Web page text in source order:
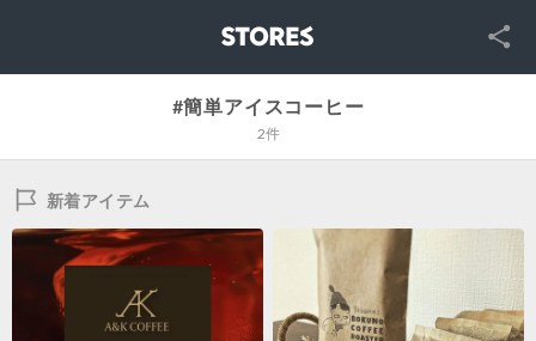
SNS
#簡単アイスコーヒー
2件
新着アイテム